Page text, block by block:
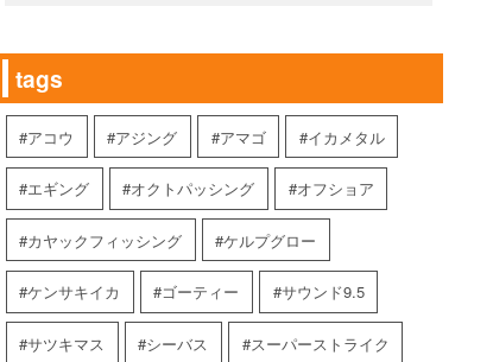
tags
アコウ アジング アマゴ イカメタル
エギング オクトパッシング オフショア
カヤックフィッシング ケルプグロー
ケンサキイカ ゴーティー サウンド9.5
サツキマス シーバス スーパーストライク